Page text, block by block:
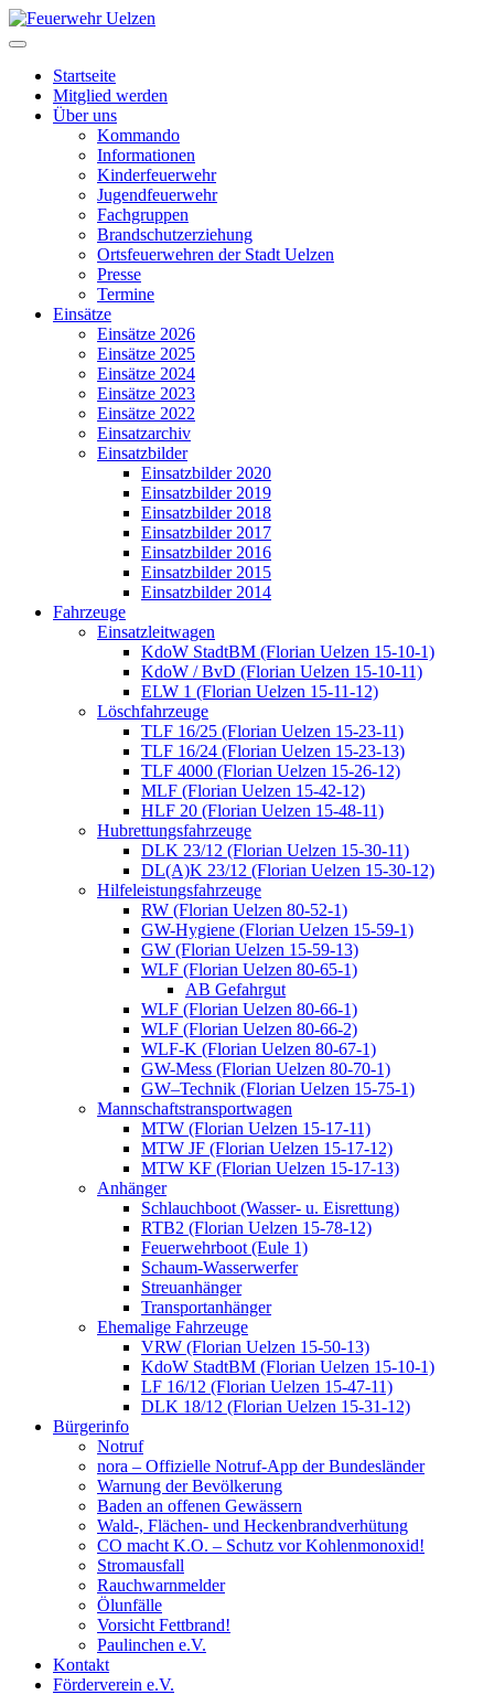
Startseite
Mitglied werden
Über uns
Kommando
Informationen
Kinderfeuerwehr
Jugendfeuerwehr
Fachgruppen
Brandschutzerziehung
Ortsfeuerwehren der Stadt Uelzen
Presse
Termine
Einsätze
Einsätze 2026
Einsätze 2025
Einsätze 2024
Einsätze 2023
Einsätze 2022
Einsatzarchiv
Einsatzbilder
Einsatzbilder 2020
Einsatzbilder 2019
Einsatzbilder 2018
Einsatzbilder 2017
Einsatzbilder 2016
Einsatzbilder 2015
Einsatzbilder 2014
Fahrzeuge
Einsatzleitwagen
KdoW StadtBM (Florian Uelzen 15-10-1)
KdoW / BvD (Florian Uelzen 15-10-11)
ELW 1 (Florian Uelzen 15-11-12)
Löschfahrzeuge
TLF 16/25 (Florian Uelzen 15-23-11)
TLF 16/24 (Florian Uelzen 15-23-13)
TLF 4000 (Florian Uelzen 15-26-12)
MLF (Florian Uelzen 15-42-12)
HLF 20 (Florian Uelzen 15-48-11)
Hubrettungsfahrzeuge
DLK 23/12 (Florian Uelzen 15-30-11)
DL(A)K 23/12 (Florian Uelzen 15-30-12)
Hilfeleistungsfahrzeuge
RW (Florian Uelzen 80-52-1)
GW-Hygiene (Florian Uelzen 15-59-1)
GW (Florian Uelzen 15-59-13)
WLF (Florian Uelzen 80-65-1)
AB Gefahrgut
WLF (Florian Uelzen 80-66-1)
WLF (Florian Uelzen 80-66-2)
WLF-K (Florian Uelzen 80-67-1)
GW-Mess (Florian Uelzen 80-70-1)
GW–Technik (Florian Uelzen 15-75-1)
Mannschaftstransportwagen
MTW (Florian Uelzen 15-17-11)
MTW JF (Florian Uelzen 15-17-12)
MTW KF (Florian Uelzen 15-17-13)
Anhänger
Schlauchboot (Wasser- u. Eisrettung)
RTB2 (Florian Uelzen 15-78-12)
Feuerwehrboot (Eule 1)
Schaum-Wasserwerfer
Streuanhänger
Transportanhänger
Ehemalige Fahrzeuge
VRW (Florian Uelzen 15-50-13)
KdoW StadtBM (Florian Uelzen 15-10-1)
LF 16/12 (Florian Uelzen 15-47-11)
DLK 18/12 (Florian Uelzen 15-31-12)
Bürgerinfo
Notruf
nora – Offizielle Notruf-App der Bundesländer
Warnung der Bevölkerung
Baden an offenen Gewässern
Wald-, Flächen- und Heckenbrandverhütung
CO macht K.O. – Schutz vor Kohlenmonoxid!
Stromausfall
Rauchwarnmelder
Ölunfälle
Vorsicht Fettbrand!
Paulinchen e.V.
Kontakt
Förderverein e.V.